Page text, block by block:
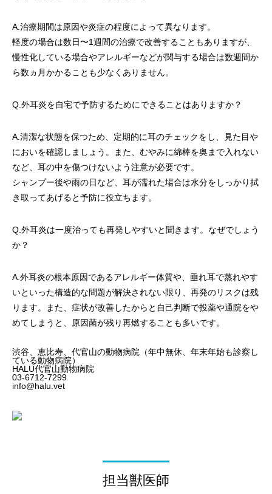
A.治療期間は原因や炎症の程度によって異なります。
軽度の場合は数日〜1週間の治療で改善することもありますが、
慢性化している場合やアレルギーなどが関与する場合は数週間か
ら数ヵ月かかることも少なくありません。
Q.外耳炎を自宅で予防するためにできることはありますか？
A.清潔な状態を保つため、定期的に耳のチェックをし、見た目や
においを確認しましょう。また、むやみに綿棒を奥まで入れない
など、耳の中を傷つけないよう注意が必要です。
シャンプー後や雨の日など、耳が濡れた場合は水分をしっかり拭
き取ってあげると予防に役立ちます。
Q.外耳炎は一度治っても再発しやすいと聞きます。なぜでしょう
か？
A.外耳炎の根本原因であるアレルギー体質や、垂れ耳で蒸れやす
いといった構造的な問題が解決されない限り、再発のリスクは残
ります。また、症状が改善したからと自己判断で投薬や通院をや
めてしまうと、原因菌が残り再燃することも多いです。
渋谷、恵比寿、代官山の動物病院（年中無休、年末年始も診察し
ている動物病院）
HALU代官山動物病院
03-6712-7299
info@halu.vet
担当獣医師